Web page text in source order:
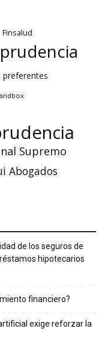
Finsalud
preferentes
Supremo
Abogados
de los seguros de
hipotecarios
financiero?
exige reforzar la